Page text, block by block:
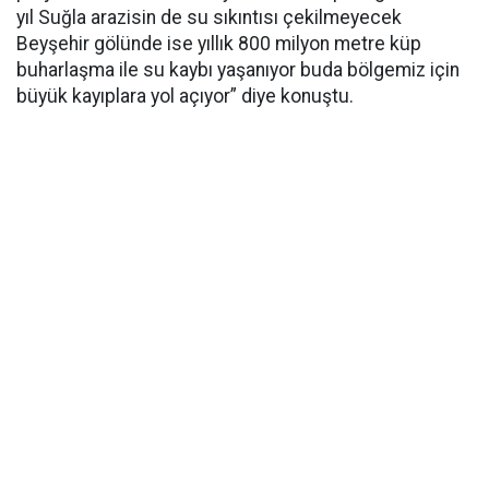
yıl Suğla arazisin de su sıkıntısı çekilmeyecek
Beyşehir gölünde ise yıllık 800 milyon metre küp
buharlaşma ile su kaybı yaşanıyor buda bölgemiz için
büyük kayıplara yol açıyor” diye konuştu.